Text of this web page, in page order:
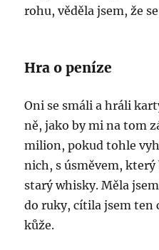
rohu, věděla jsem, že
Hra o peníze
Oni se smáli a hráli
ně, jako by mi na tom
milion, pokud tohle
nich, s úsměvem,
starý whisky. Měla
do ruky, cítila jsem ten
kůže.